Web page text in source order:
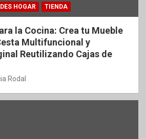
HOGAR TIENDA
la Cocina: Crea tu Mueble
Multifuncional y
Reutilizando Cajas de
Rodal